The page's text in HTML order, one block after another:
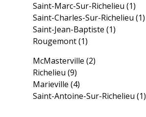
Saint-Marc-Sur-Richelieu(1)
Saint-Charles-Sur-Richelieu(1)
Saint-Jean-Baptiste(1)
Rougemont(1)
McMasterville(2)
Richelieu(9)
Marieville(4)
Saint-Antoine-Sur-Richelieu(1)